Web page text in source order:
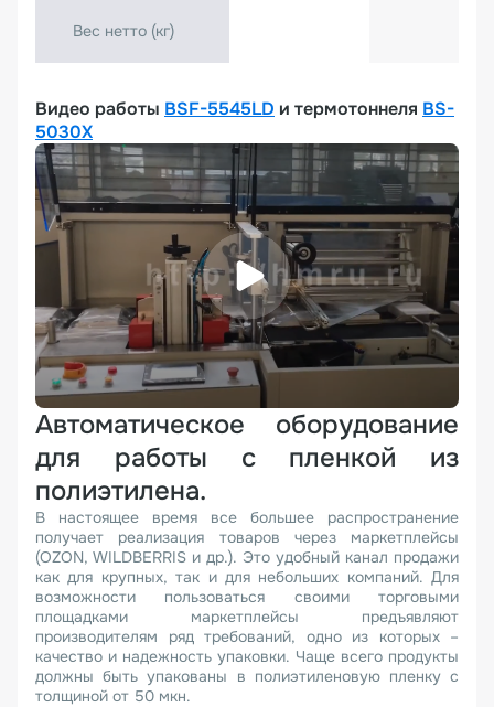
Вес нетто (кг)
Видео работы BSF-5545LD и термотоннеля BS-
5030X
Автоматическое оборудование
для работы с пленкой из
полиэтилена.
В настоящее время все большее распространение
получает реализация товаров через маркетплейсы
(OZON, WILDBERRIS и др.). Это удобный канал продажи
как для крупных, так и для небольших компаний. Для
возможности пользоваться своими торговыми
площадками маркетплейсы предъявляют
производителям ряд требований, одно из которых –
качество и надежность упаковки. Чаще всего продукты
должны быть упакованы в полиэтиленовую пленку с
толщиной от 50 мкн.